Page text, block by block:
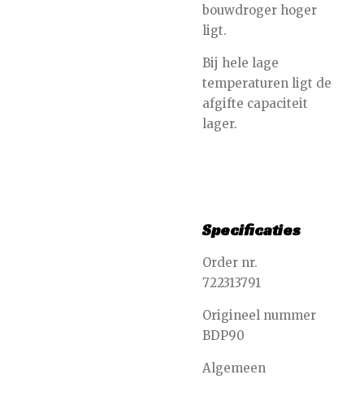
bouwdroger hoger
ligt.
Bij hele lage
temperaturen ligt de
afgifte capaciteit
lager.
Specificaties
Order nr.
722313791
Origineel nummer
BDP90
Algemeen